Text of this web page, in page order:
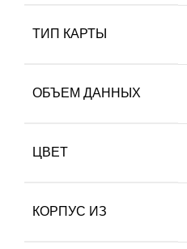
ТИП КАРТЫ
ОБЪЕМ ДАННЫХ
ЦВЕТ
КОРПУС ИЗ